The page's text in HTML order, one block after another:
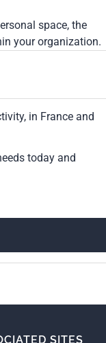
space, the
your organization.
in France and
today and
SITES